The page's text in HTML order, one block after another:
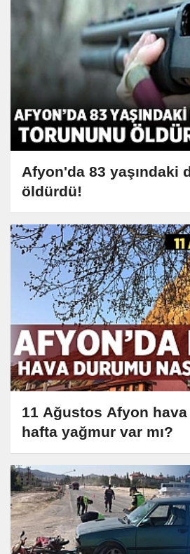
Afyon'da 83 yaşındaki
öldürdü!
11 Ağustos Afyon
hafta yağmur var mı?